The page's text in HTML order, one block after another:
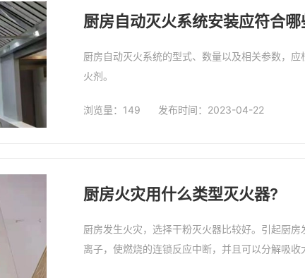
厨房自动灭火系统安装应符合哪
厨房自动灭火系统的型式、数量以及相关参数，
火剂。
浏览量：149 发布时间：2023-04-22
厨房火灾用什么类型灭火器?
厨房发生火灾，选择干粉灭火器比较好。引起厨
离子，使燃烧的连锁反应中断，并且可以分解吸收